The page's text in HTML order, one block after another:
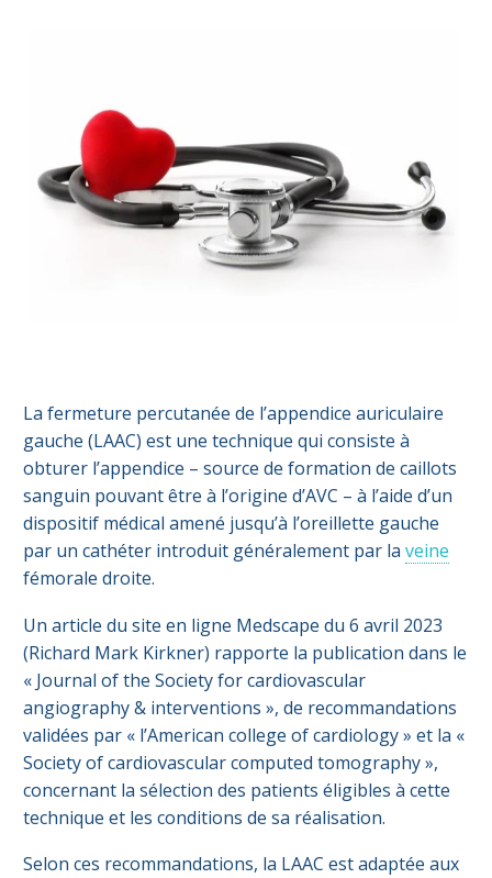
La fermeture percutanée de l’appendice auriculaire
gauche (LAAC) est une technique qui consiste à
obturer l’appendice – source de formation de caillots
sanguin pouvant être à l’origine d’AVC – à l’aide d’un
dispositif médical amené jusqu’à l’oreillette gauche
par un cathéter introduit généralement par la veine
fémorale droite.
Un article du site en ligne Medscape du 6 avril 2023
(Richard Mark Kirkner) rapporte la publication dans le
« Journal of the Society for cardiovascular
angiography & interventions », de recommandations
validées par « l’American college of cardiology » et la «
Society of cardiovascular computed tomography »,
concernant la sélection des patients éligibles à cette
technique et les conditions de sa réalisation.
Selon ces recommandations, la LAAC est adaptée aux